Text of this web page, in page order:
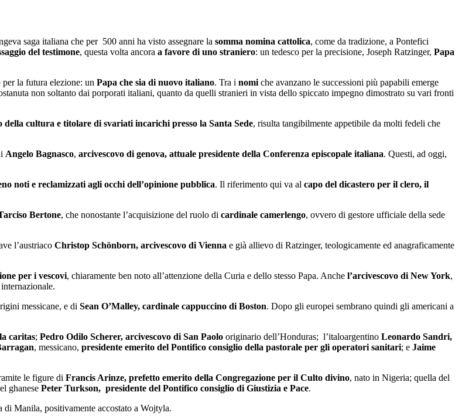
Polizia e Forze Armate
Scuola
Ufficio del Processo
saga italiana che per 500 anni ha visto assegnare la somma nomina cattolica, come da tradizione, a Pontefici
del testimone, questa volta ancora a favore di uno straniero: un tedesco per la precisione, Joseph Ratzinger, Papa
la futura elezione: un Papa che sia di nuovo italiano. Tra i nomi che avanzano le successioni più papabili emerge
non soltanto dai porporati italiani, quanto da quelli stranieri in vista dello spiccato impegno dimostrato su vari fronti
cultura e titolare di svariati incarichi presso la Santa Sede, risulta tangibilmente appetibile da molti fedeli che
Angelo Bagnasco, arcivescovo di genova, attuale presidente della Conferenza episcopale italiana. Questi, ad oggi,
noti e reclamizzati agli occhi dell’opinione pubblica. Il riferimento qui va al capo del dicastero per il clero, il
Bertone, che nonostante l’acquisizione del ruolo di cardinale camerlengo, ovvero di gestore ufficiale della sede
l’austriaco Christop Schönborn, arcivescovo di Vienna e già allievo di Ratzinger, teologicamente ed anagraficamente
per i vescovi, chiaramente ben noto all’attenzione della Curia e dello stesso Papa. Anche l’arcivescovo di New York,
messicane, e di Sean O’Malley, cardinale cappuccino di Boston. Dopo gli europei sembrano quindi gli americani a
caritas; Pedro Odilo Scherer, arcivescovo di San Paolo originario dell’Honduras; l’italoargentino Leonardo Sandri,
, messicano, presidente emerito del Pontifico consiglio della pastorale per gli operatori sanitari; e Jaime
le figure di Francis Arinze, prefetto emerito della Congregazione per il Culto divino, nato in Nigeria; quella del
ghanese Peter Turkson, presidente del Pontifico consiglio di Giustizia e Pace.
di Manila, positivamente accostato a Wojtyla.